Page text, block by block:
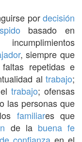
pordecisión
basado en
, siempre que
repetidas e
altrabajo;
trabajo; ofensas
o las personas que
familiares que
de la buena fe
confianza en el